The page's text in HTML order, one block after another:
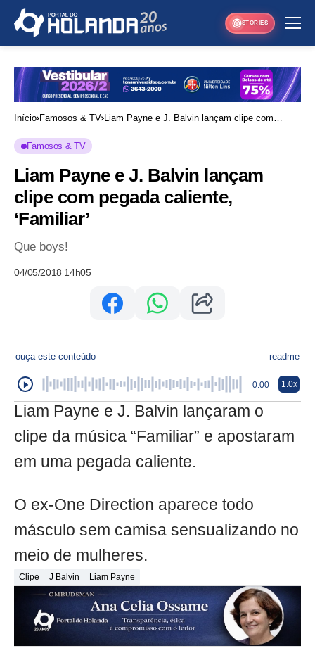
STORIES
Início Famosos & TV Liam Payne e J. Balvin lançam clipe com
Famosos & TV
Liam Payne e J. Balvin lançam
clipe com pegada caliente,
‘Familiar’
Que boys!
04/05/2018 14h05
ouça este conteúdo readme
0:00 1.0x
Liam Payne e J. Balvin lançaram o
clipe da música “Familiar” e apostaram
em uma pegada caliente.
O ex-One Direction aparece todo
másculo sem camisa sensualizando no
meio de mulheres.
Clipe J Balvin Liam Payne